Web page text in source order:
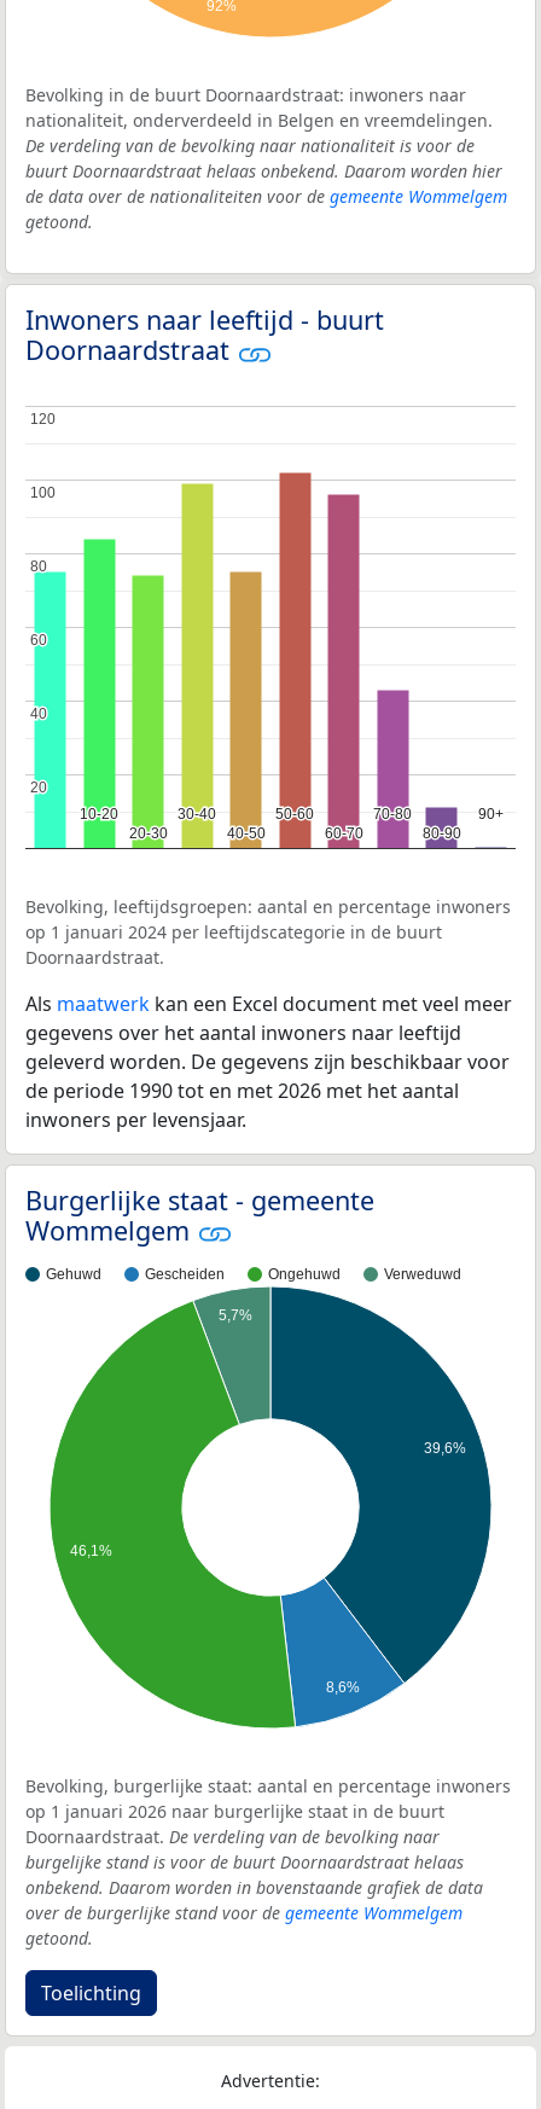
92%
Bevolking in de buurt Doornaardstraat: inwoners naar
nationaliteit, onderverdeeld in Belgen en vreemdelingen.
De verdeling van de bevolking naar nationaliteit is voor de
buurt Doornaardstraat helaas onbekend. Daarom worden hier
de data over de nationaliteiten voor de gemeente Wommelgem
getoond.
Inwoners naar leeftijd - buurt
Doornaardstraat
10-20
10-20
20-30
20-30
30-40
30-40
40-50
40-50
50-60
50-60
60-70
60-70
70-80
70-80
80-90
80-90
90+
90+
20
20
40
40
60
60
80
80
100
100
120
120
Bevolking, leeftijdsgroepen: aantal en percentage inwoners
op 1 januari 2024 per leeftijdscategorie in de buurt
Doornaardstraat.
Als maatwerk kan een Excel document met veel meer
gegevens over het aantal inwoners naar leeftijd
geleverd worden. De gegevens zijn beschikbaar voor
de periode 1990 tot en met 2026 met het aantal
inwoners per levensjaar.
Burgerlijke staat - gemeente
Wommelgem
Gehuwd Gescheiden Ongehuwd Verweduwd
39,6%
8,6%
5,7%
46,1%
Bevolking, burgerlijke staat: aantal en percentage inwoners
op 1 januari 2026 naar burgerlijke staat in de buurt
Doornaardstraat. De verdeling van de bevolking naar
burgelijke stand is voor de buurt Doornaardstraat helaas
onbekend. Daarom worden in bovenstaande grafiek de data
over de burgerlijke stand voor de gemeente Wommelgem
getoond.
Toelichting
Advertentie: